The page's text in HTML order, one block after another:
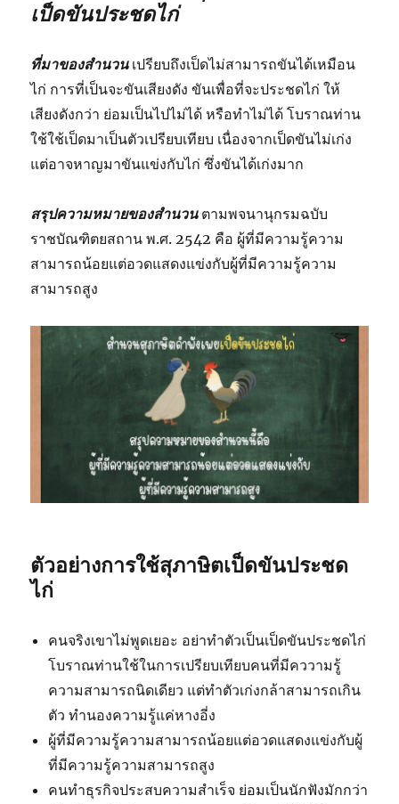
เป็ดขันประชดไก่
ที่มาของสำนวนเปรียบถึงเป็ดไม่สามารถขันได้เหมือน
ไก่ การที่เป็นจะขันเสียงดัง ขันเพื่อที่จะประชดไก่ ให้
เสียงดังกว่า ย่อมเป็นไปไม่ได้ หรือทำไม่ได้ โบราณท่าน
ใช้ใช้เป็ดมาเป็นตัวเปรียบเทียบ เนื่องจากเป็ดขันไม่เก่ง
แต่อาจหาญมาขันแข่งกับไก่ ซึ่งขันได้เก่งมาก
สรุปความหมายของสำนวนตามพจนานุกรมฉบับ
ราชบัณฑิตยสถาน พ.ศ. 2542 คือ ผู้ที่มีความรู้ความ
สามารถน้อยแต่อวดแสดงแข่งกับผู้ที่มีความรู้ความ
สามารถสูง
ตัวอย่างการใช้สุภาษิตเป็ดขันประชด
ไก่
คนจริงเขาไม่พูดเยอะ อย่าทำตัวเป็นเป็ดขันประชดไก่
โบราณท่านใช้ในการเปรียบเทียบคนที่มีคววามรู้
ความสามารถนิดเดียว แต่ทำตัวเก่งกล้าสามารถเกิน
ตัว ทำนองความรู้แค่หางอี่ง
ผู้ที่มีความรู้ความสามารถน้อยแต่อวดแสดงแข่งกับผู้
ที่มีความรู้ความสามารถสูง
คนทำธุรกิจประสบความสำเร็จ ย่อมเป็นนักฟังมักกว่า